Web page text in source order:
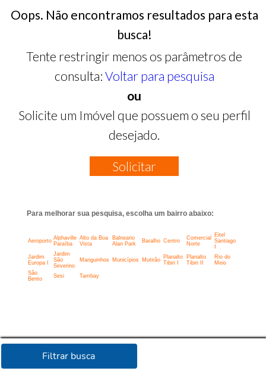
Filtrar busca
Oops. Não encontramos resultados para esta
busca!
Tente restringir menos os parâmetros de
consulta: Voltar para pesquisa
ou
Solicite um Imóvel que possuem o seu perfil
desejado.
Solicitar
Para melhorar sua pesquisa, escolha um bairro abaixo:
Aeroporto Alphaville
Paraíba
Alto da Boa
Vista
Balneario
Alan Park
Baralho Centro
Comercial
Norte
Eitel
Santiago
Jardim
Europa I
Jardim
São
Severino
Manguinhos Municípios Mutirão
Planalto
Tibiri I
Planalto
Tibiri II
Rio do
Meio
São
Bento
Sesi Tambay